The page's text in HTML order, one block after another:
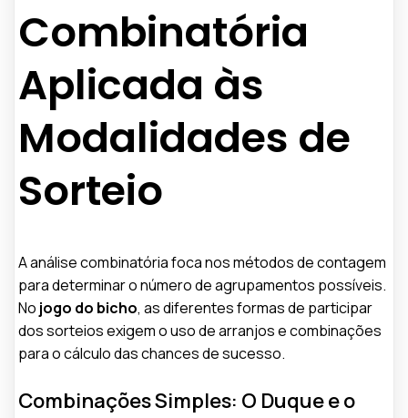
Combinatória
Aplicada às
Modalidades de
Sorteio
A análise combinatória foca nos métodos de contagem
para determinar o número de agrupamentos possíveis.
No jogo do bicho, as diferentes formas de participar
dos sorteios exigem o uso de arranjos e combinações
para o cálculo das chances de sucesso.
Combinações Simples: O Duque e o